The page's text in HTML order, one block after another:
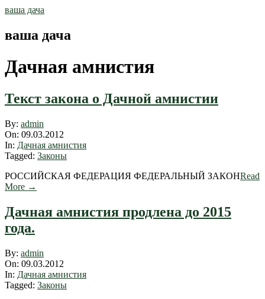
Skip
ваша дача
ваша дача
Дачная амнистия
Текст закона о Дачной амнистии
2012-
03-
09
By: admin
On: 09.03.2012
In: Дачная амнистия
Tagged: Законы
РОССИЙСКАЯ ФЕДЕРАЦИЯ ФЕДЕРАЛЬНЫЙ ЗАКОНRead
More →
Дачная амнистия продлена до 2015
года.
2012-
03-
09
By: admin
On: 09.03.2012
In: Дачная амнистия
Tagged: Законы